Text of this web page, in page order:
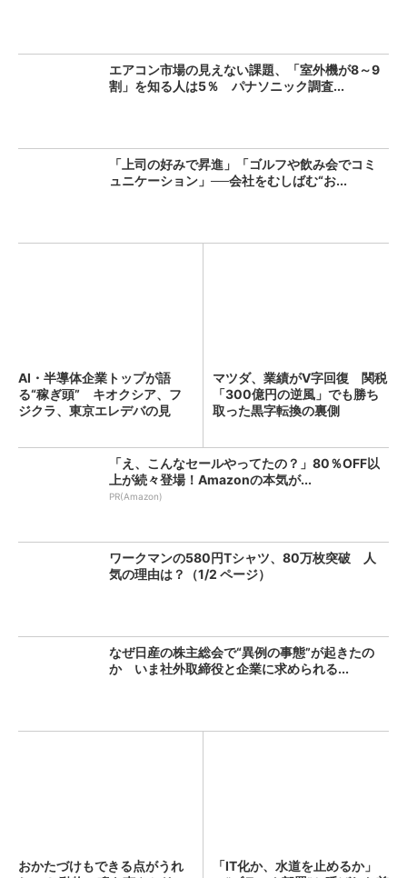
エアコン市場の見えない課題、「室外機が8～9
割」を知る人は5％ パナソニック調査...
「上司の好みで昇進」「ゴルフや飲み会でコミ
ュニケーション」──会社をむしばむ“お...
AI・半導体企業トップが語
る“稼ぎ頭” キオクシア、フ
ジクラ、東京エレデバの見
マツダ、業績がV字回復 関税
「300億円の逆風」でも勝ち
取った黒字転換の裏側
「え、こんなセールやってたの？」80％OFF以
上が続々登場！Amazonの本気が...
PR(Amazon)
ワークマンの580円Tシャツ、80万枚突破 人
気の理由は？（1/2 ページ）
なぜ日産の株主総会で“異例の事態”が起きたの
か いま社外取締役と企業に求められる...
おかたづけもできる点がうれ
「IT化か、水道を止めるか」